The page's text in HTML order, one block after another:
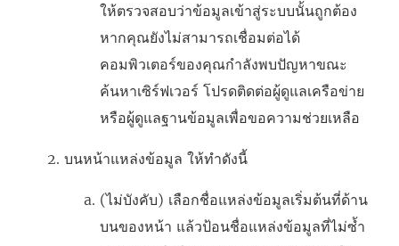
ให้ตรวจสอบว่าข้อมูลเข้าสู่ระบบนั้นถูกต้อง
หากคุณยังไม่สามารถเชื่อมต่อได้
คอมพิวเตอร์ของคุณกำลังพบปัญหาขณะ
ค้นหาเซิร์ฟเวอร์ โปรดติดต่อผู้ดูแลเครือข่าย
หรือผู้ดูแลฐานข้อมูลเพื่อขอความช่วยเหลือ
บนหน้าแหล่งข้อมูล ให้ทำดังนี้
(ไม่บังคับ) เลือกชื่อแหล่งข้อมูลเริ่มต้นที่ด้าน
บนของหน้า แล้วป้อนชื่อแหล่งข้อมูลที่ไม่ซ้ำ